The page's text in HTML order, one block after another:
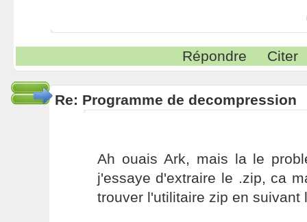
Répondre Citer
Re: Programme de decompression
Ah ouais Ark, mais la le
j'essaye d'extraire le .zip, ca
trouver l'utilitaire zip en suivant